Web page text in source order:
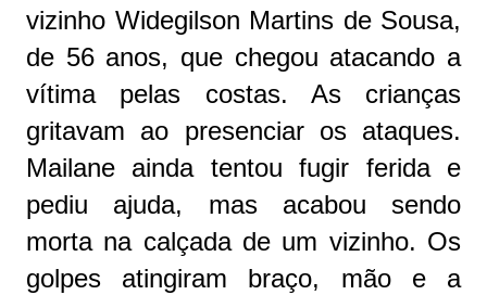
vizinho Widegilson Martins de Sousa,
de 56 anos, que chegou atacando a
vítima pelas costas. As crianças
gritavam ao presenciar os ataques.
Mailane ainda tentou fugir ferida e
pediu ajuda, mas acabou sendo
morta na calçada de um vizinho. Os
golpes atingiram braço, mão e a